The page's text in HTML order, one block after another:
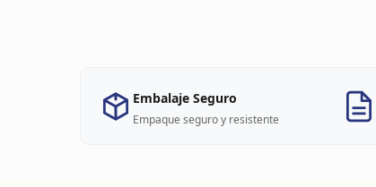
Embalaje Seguro
Empaque seguro y resistente